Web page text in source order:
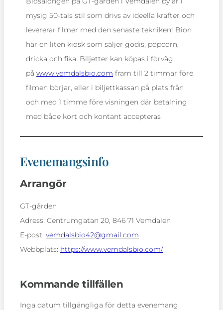
mysig 50-tals stil som drivs av ideella krafter och
levererar filmer med den senaste tekniken! Bion
har en liten kiosk som säljer godis, popcorn,
dricka och fika. Biljetter kan köpas i förväg
på www.vemdalsbio.com fram till 2 timmar före
filmen börjar, eller i biljettkassan på plats från
och med 1 timme före visningen där betalning
med både kort och kontant accepteras
Evenemangsinfo
Arrangör
GT-gården
Adress: Centrumgatan 20, 846 71 Vemdalen
E-post: vemdalsbio42@gmail.com
Webbplats: https://www.vemdalsbio.com/
Kommande tillfällen
Inga datum tillgängliga för detta evenemang.